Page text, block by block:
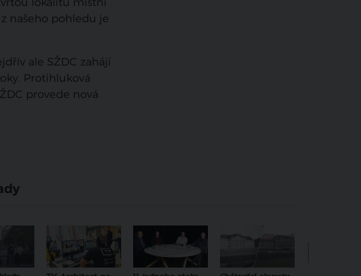
našeho pohledu je
ale SŽDC zahájí
Protihluková
provede nová